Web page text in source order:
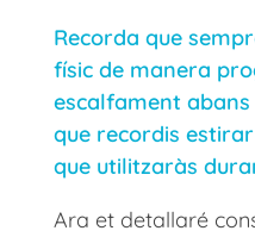
Recorda que
físic de manera
escalfament
que recordis
que utilitzaràs
Ara et detallaré